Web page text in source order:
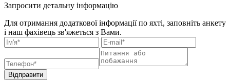
Запросити детальну інформацію
Для отримання додаткової інформації по яхті, заповніть анкету
і наш фахівець зв'яжеться з Вами.
Відправити